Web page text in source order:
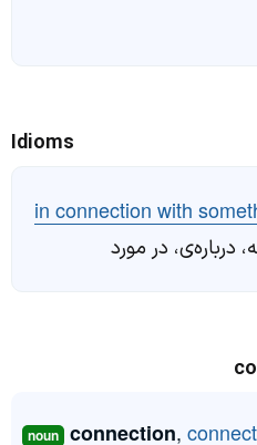
Idioms
in connection with
درباره‌ی، در مورد
noun connection,